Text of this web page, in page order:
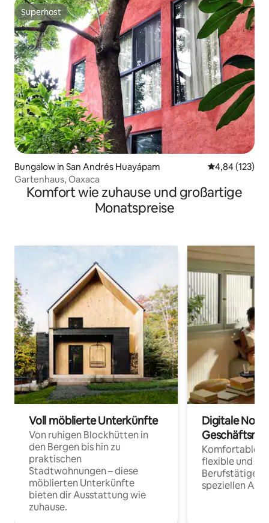
Superhost
Superhost
Bungalow in San Andrés Huayápam
4,84 (123)
Gartenhaus, Oaxaca
Komfort wie zuhause und großartige
Monatspreise
Voll möblierte Unterkünfte
Von ruhigen Blockhütten in
den Bergen bis hin zu
praktischen
Stadtwohnungen – diese
möblierten Unterkünfte
bieten dir Ausstattung wie
zuhause.
Digitale
Komfortable
flexible und
Berufstätige
speziellen